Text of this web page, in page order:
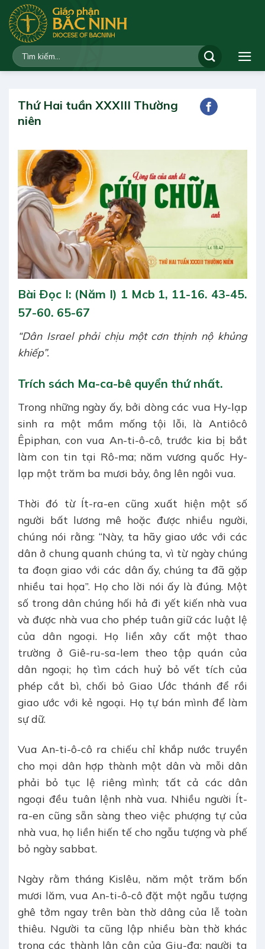
qua
dung
Thứ Hai tuần XXXIII Thường
niên
Bài Ðọc I: (Năm I) 1 Mcb 1, 11-16. 43-45.
57-60. 65-67
“Dân Israel phải chịu một cơn thịnh nộ khủng
khiếp”.
Trích sách Ma-ca-bê quyển thứ nhất.
Trong những ngày ấy, bởi dòng các vua Hy-lạp
sinh ra một mầm mống tội lỗi, là Antiôcô
Êpiphan, con vua An-ti-ô-cô, trước kia bị bắt
làm con tin tại Rô-ma; năm vương quốc Hy-
lạp một trăm ba mươi bảy, ông lên ngôi vua.
Thời đó từ Ít-ra-en cũng xuất hiện một số
người bất lương mê hoặc được nhiều người,
chúng nói rằng: “Này, ta hãy giao ước với các
dân ở chung quanh chúng ta, vì từ ngày chúng
ta đoạn giao với các dân ấy, chúng ta đã gặp
nhiều tai họa”. Họ cho lời nói ấy là đúng. Một
số trong dân chúng hối hả đi yết kiến nhà vua
và được nhà vua cho phép tuân giữ các luật lệ
của dân ngoại. Họ liền xây cất một thao
trường ở Giê-ru-sa-lem theo tập quán của
dân ngoại; họ tìm cách huỷ bỏ vết tích của
phép cắt bì, chối bỏ Giao Ước thánh để rồi
giao ước với kẻ ngoại. Họ tự bán mình để làm
sự dữ.
Vua An-ti-ô-cô ra chiếu chỉ khắp nước truyền
cho mọi dân hợp thành một dân và mỗi dân
phải bỏ tục lệ riêng mình; tất cả các dân
ngoại đều tuân lệnh nhà vua. Nhiều người Ít-
ra-en cũng sẵn sàng theo việc phượng tự của
nhà vua, họ liền hiến tế cho ngẫu tượng và phế
bỏ ngày sabbat.
Ngày rằm tháng Kislêu, năm một trăm bốn
mươi lăm, vua An-ti-ô-cô đặt một ngẫu tượng
ghê tởm ngay trên bàn thờ dâng của lễ toàn
thiêu. Người ta cũng lập nhiều bàn thờ khác
trong các thành lân cận của Giu-đa: người ta